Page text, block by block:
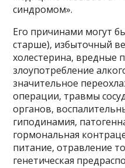
синдромом».
Его причинами могут
старше), избыточный
холестерина, вредные
злоупотребление
значительное
операции, травмы
органов,
гиподинамия,
гормональная
питание, отравление
генетическая